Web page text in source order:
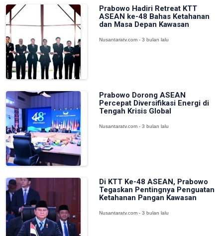
Prabowo Hadiri Retreat KTT
ASEAN ke-48 Bahas Ketahanan
dan Masa Depan Kawasan
Nusantaratv.com - 3 bulan lalu
Prabowo Dorong ASEAN
Percepat Diversifikasi Energi di
Tengah Krisis Global
Nusantaratv.com - 3 bulan lalu
Di KTT Ke-48 ASEAN, Prabowo
Tegaskan Pentingnya Penguatan
Ketahanan Pangan Kawasan
Nusantaratv.com - 3 bulan lalu